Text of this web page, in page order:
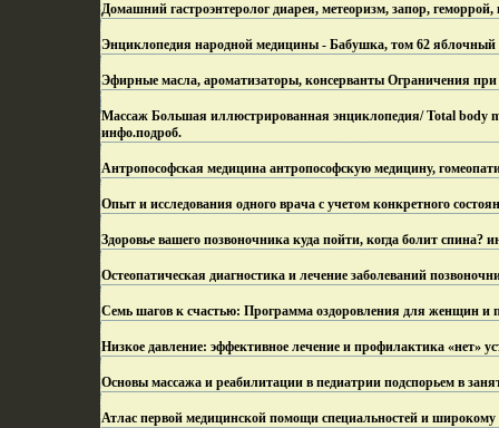
Домашний гастроэнтеролог диарея, метеоризм, запор,
Энциклопедия народной медицины - Бабушка, том 62
Эфирные масла, ароматизаторы, консерванты Ограничения
Массаж Большая иллюстрированная энциклопедия/ Total body
инфо.подроб.
Антропософская медицина антропософскую медицину,
Опыт и исследования одного врача с учетом конкретного
Здоровье вашего позвоночника куда пойти, когда болит спина?
Остеопатическая диагностика и лечение заболеваний
Семь шагов к счастью: Программа оздоровления для женщин и
Низкое давление: эффективное лечение и профилактика «нет»
Основы массажа и реабилитации в педиатрии подспорьем в
Атлас первой медицинской помощи специальностей и широкому